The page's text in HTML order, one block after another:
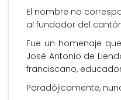
El nombre no
al fundador del
Fue un homenaje
José Antonio de
franciscano,
Paradójicamente,